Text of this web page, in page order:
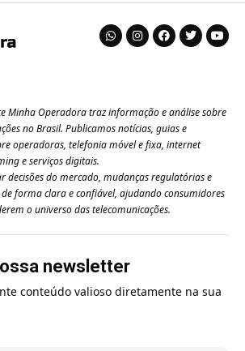
Minha Operadora traz informação e análise sobre
no Brasil. Publicamos notícias, guias e
operadoras, telefonia móvel e fixa, internet
e serviços digitais.
decisões do mercado, mudanças regulatórias e
forma clara e confiável, ajudando consumidores
o universo das telecomunicações.
newsletter
conteúdo valioso diretamente na sua